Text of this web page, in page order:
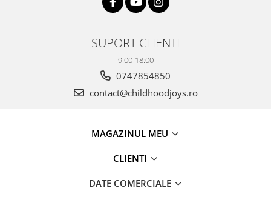
SUPORT CLIENTI
9:00-18:00
0747854850
contact@childhoodjoys.ro
MAGAZINUL MEU
CLIENTI
DATE COMERCIALE